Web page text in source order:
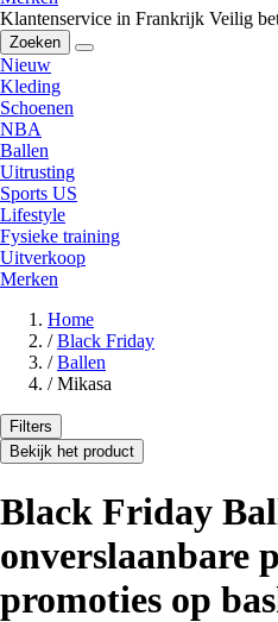
Klantenservice in Frankrijk Veilig
Zoeken
Nieuw
Kleding
Schoenen
NBA
Ballen
Uitrusting
Sports US
Lifestyle
Fysieke training
Uitverkoop
Merken
Home
/ Black Friday
/ Ballen
/ Mikasa
Filters
Bekijk het product
Black Friday
onverslaanbare
promoties op